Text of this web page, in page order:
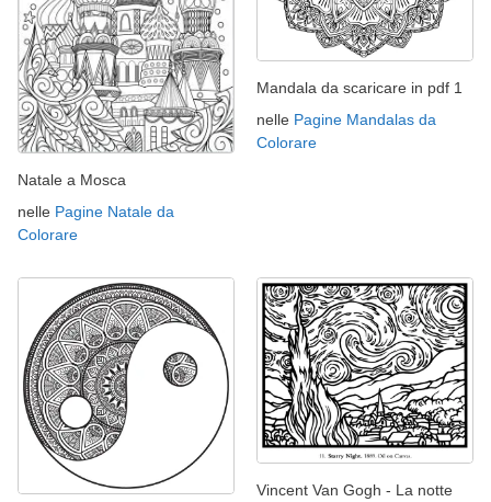
Natale a Mosca
nelle Pagine Natale da
Colorare
Mandala da scaricare in pdf 1
nelle Pagine Mandalas da
Colorare
Vincent Van Gogh - La notte